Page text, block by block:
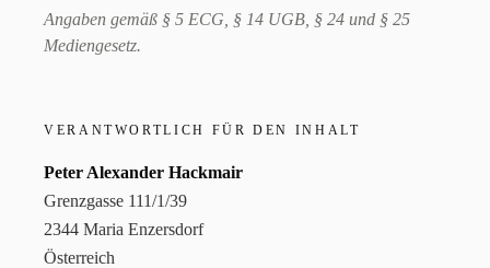
Angaben gemäß § 5 ECG, § 14 UGB, § 24 und § 25
Mediengesetz.
VERANTWORTLICH FÜR DEN INHALT
Peter Alexander Hackmair
Grenzgasse 111/1/39
2344 Maria Enzersdorf
Österreich